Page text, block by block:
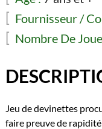
Fournisseur /
Nombre De
Jeu de devinettes
faire preuve de rapidité